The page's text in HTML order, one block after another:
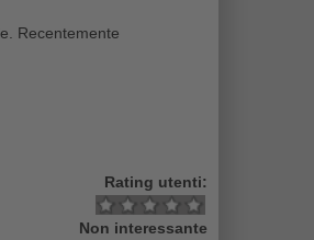
Recentemente
Rating utenti:
Non interessante